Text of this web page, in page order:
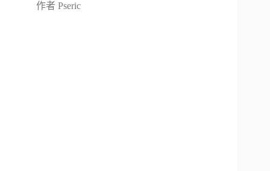
作者 Pseric